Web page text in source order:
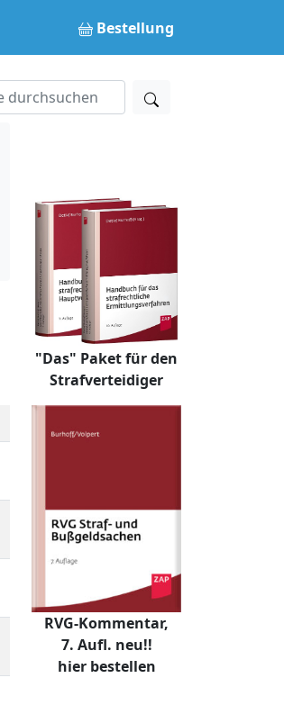
Bestellung
"Das" Paket für den
Strafverteidiger
RVG-Kommentar,
7. Aufl. neu!!
hier bestellen